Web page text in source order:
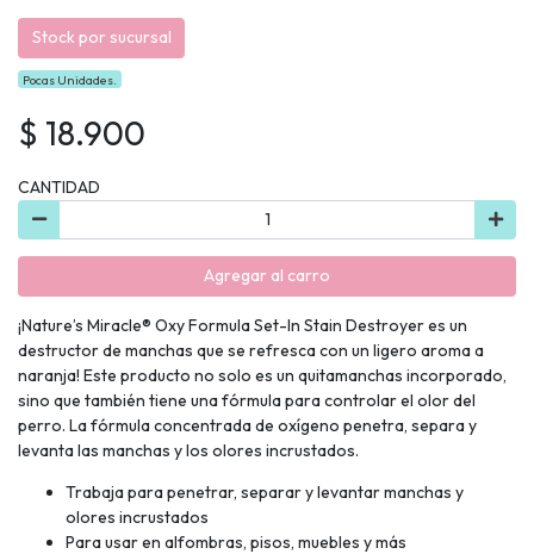
Stock por sucursal
Pocas Unidades.
$ 18.900
CANTIDAD
Agregar al carro
¡Nature’s Miracle® Oxy Formula Set-In Stain Destroyer es un
destructor de manchas que se refresca con un ligero aroma a
naranja! Este producto no solo es un quitamanchas incorporado,
sino que también tiene una fórmula para controlar el olor del
perro. La fórmula concentrada de oxígeno penetra, separa y
levanta las manchas y los olores incrustados.
Trabaja para penetrar, separar y levantar manchas y
olores incrustados
Para usar en alfombras, pisos, muebles y más